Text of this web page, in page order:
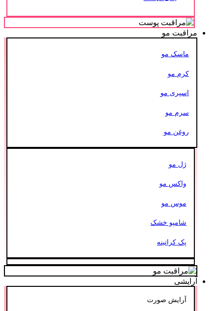
مراقبت مو
ماسک مو
کرم مو
اسپری مو
سرم مو
روغن مو
ژل مو
واکس مو
موس مو
شامپو خشک
پک کراتینه
آرایشی
آرایش صورت